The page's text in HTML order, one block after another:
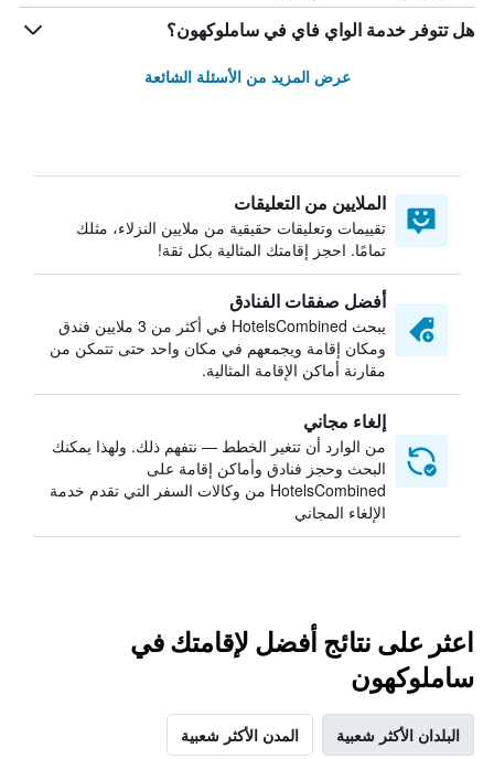
هل تتوفر خدمة الواي فاي في ساملوكهون؟
عرض المزيد من الأسئلة الشائعة
الملايين من التعليقات
تقييمات وتعليقات حقيقية من ملايين النزلاء، مثلك
تمامًا. احجز إقامتك المثالية بكل ثقة!
أفضل صفقات الفنادق
يبحث HotelsCombined في أكثر من 3 ملايين فندق
ومكان إقامة ويجمعهم في مكان واحد حتى تتمكن من
مقارنة أماكن الإقامة المثالية.
إلغاء مجاني
من الوارد أن تتغير الخطط — نتفهم ذلك. ولهذا يمكنك
البحث وحجز فنادق وأماكن إقامة على
HotelsCombined من وكالات السفر التي تقدم خدمة
الإلغاء المجاني
اعثر على نتائج أفضل لإقامتك في
ساملوكهون
البلدان الأكثر شعبية المدن الأكثر شعبية